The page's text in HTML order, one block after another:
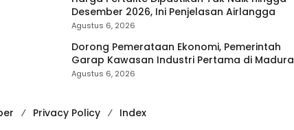
Desember 2026, Ini Penjelasan Airlangga
Agustus 6, 2026
Dorong Pemerataan Ekonomi, Pemerintah
Garap Kawasan Industri Pertama di Madura
Agustus 6, 2026
Privacy Policy Index